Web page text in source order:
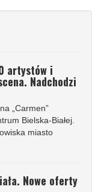
artystów i
Nadchodzi
„Carmen”
Bielska-Białej.
miasto
Nowe oferty